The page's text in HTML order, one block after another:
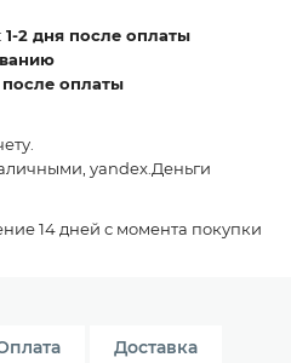
1-2 дня после оплаты
после оплаты
yandex.Деньги
14 дней с момента покупки
Доставка